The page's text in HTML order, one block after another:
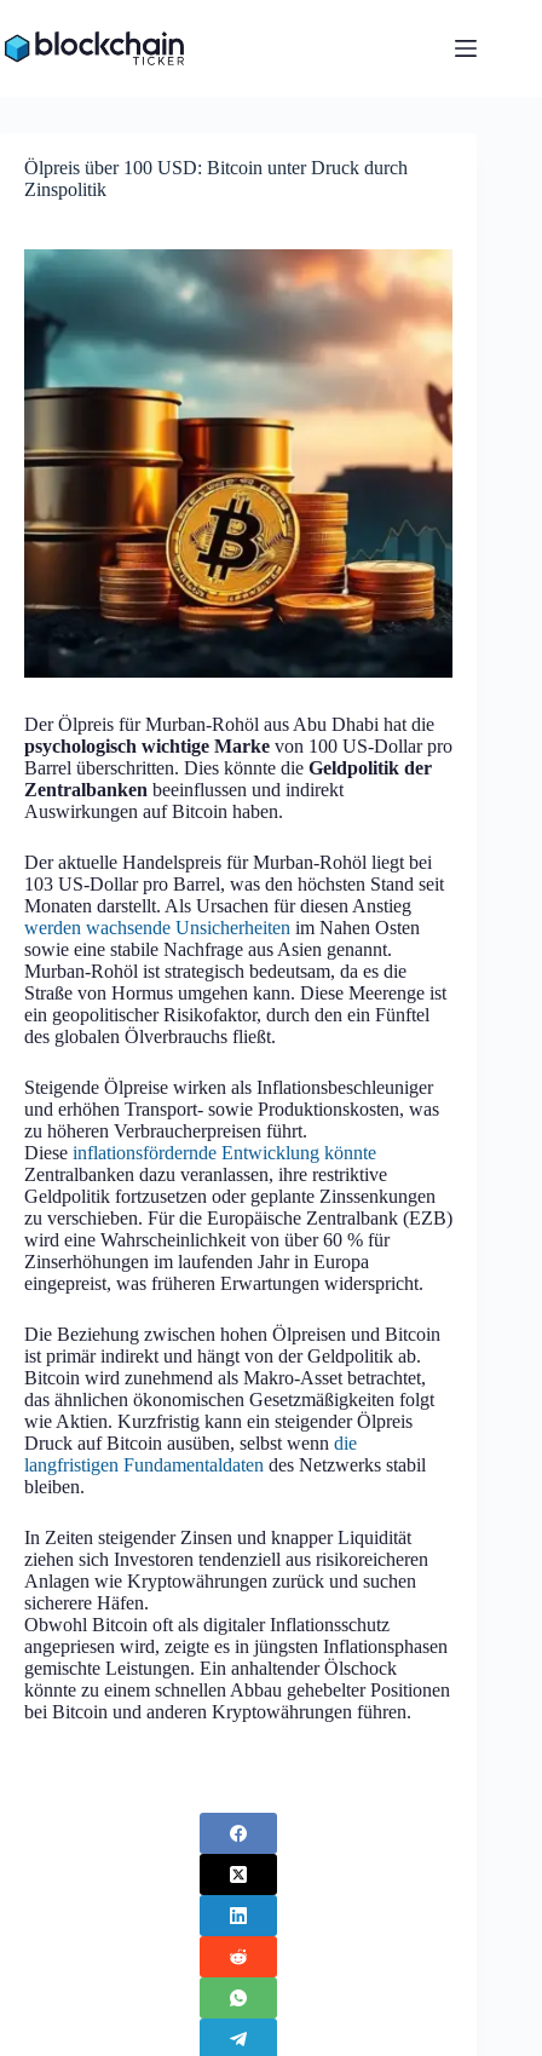
Inhalt
springen
Ölpreis über 100 USD: Bitcoin unter Druck durch
Zinspolitik
Der Ölpreis für Murban-Rohöl aus Abu Dhabi hat die
psychologisch wichtige Marke von 100 US-Dollar pro
Barrel überschritten. Dies könnte die Geldpolitik der
Zentralbanken beeinflussen und indirekt
Auswirkungen auf Bitcoin haben.
Der aktuelle Handelspreis für Murban-Rohöl liegt bei
103 US-Dollar pro Barrel, was den höchsten Stand seit
Monaten darstellt. Als Ursachen für diesen Anstieg
werden wachsende Unsicherheiten im Nahen Osten
sowie eine stabile Nachfrage aus Asien genannt.
Murban-Rohöl ist strategisch bedeutsam, da es die
Straße von Hormus umgehen kann. Diese Meerenge ist
ein geopolitischer Risikofaktor, durch den ein Fünftel
des globalen Ölverbrauchs fließt.
Steigende Ölpreise wirken als Inflationsbeschleuniger
und erhöhen Transport- sowie Produktionskosten, was
zu höheren Verbraucherpreisen führt.
Diese inflationsfördernde Entwicklung könnte
Zentralbanken dazu veranlassen, ihre restriktive
Geldpolitik fortzusetzen oder geplante Zinssenkungen
zu verschieben. Für die Europäische Zentralbank (EZB)
wird eine Wahrscheinlichkeit von über 60 % für
Zinserhöhungen im laufenden Jahr in Europa
eingepreist, was früheren Erwartungen widerspricht.
Die Beziehung zwischen hohen Ölpreisen und Bitcoin
ist primär indirekt und hängt von der Geldpolitik ab.
Bitcoin wird zunehmend als Makro-Asset betrachtet,
das ähnlichen ökonomischen Gesetzmäßigkeiten folgt
wie Aktien. Kurzfristig kann ein steigender Ölpreis
Druck auf Bitcoin ausüben, selbst wenn die
langfristigen Fundamentaldaten des Netzwerks stabil
bleiben.
In Zeiten steigender Zinsen und knapper Liquidität
ziehen sich Investoren tendenziell aus risikoreicheren
Anlagen wie Kryptowährungen zurück und suchen
sicherere Häfen.
Obwohl Bitcoin oft als digitaler Inflationsschutz
angepriesen wird, zeigte es in jüngsten Inflationsphasen
gemischte Leistungen. Ein anhaltender Ölschock
könnte zu einem schnellen Abbau gehebelter Positionen
bei Bitcoin und anderen Kryptowährungen führen.